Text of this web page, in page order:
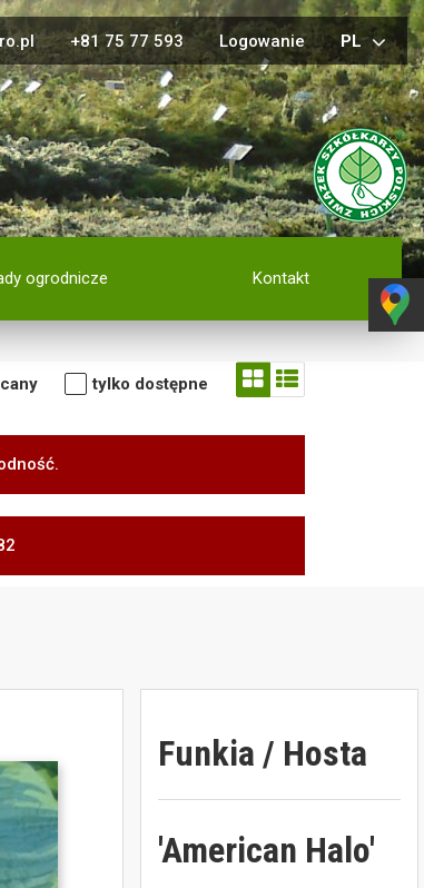
+81 75 77 593 Logowanie PL
ogrodnicze Kontakt
tylko dostępne
Funkia / Hosta
'American Halo'